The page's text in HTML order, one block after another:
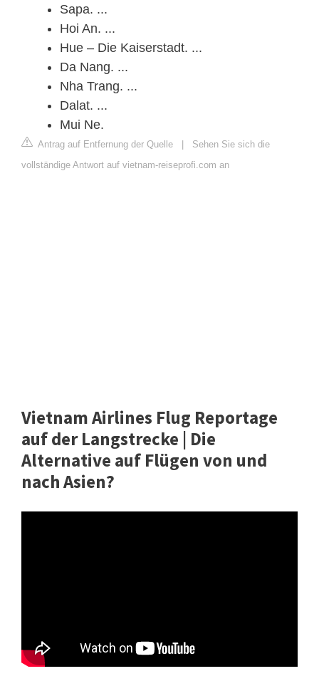
Sapa. ...
Hoi An. ...
Hue – Die Kaiserstadt. ...
Da Nang. ...
Nha Trang. ...
Dalat. ...
Mui Ne.
Antrag auf Entfernung der Quelle
Sehen Sie sich die
vollständige Antwort auf vietnam-reiseprofi.com an
Vietnam Airlines Flug Reportage
auf der Langstrecke | Die
Alternative auf Flügen von und
nach Asien?